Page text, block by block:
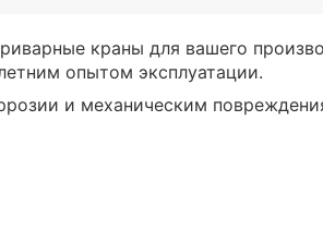
краны для вашего
опытом эксплуатации.
и механическим